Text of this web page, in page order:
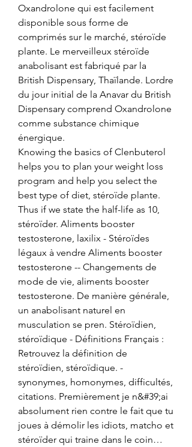
Oxandrolone qui est facilement
disponible sous forme de
comprimés sur le marché, stéroïde
plante. Le merveilleux stéroïde
anabolisant est fabriqué par la
British Dispensary, Thaïlande. Lordre
du jour initial de la Anavar du British
Dispensary comprend Oxandrolone
comme substance chimique
énergique.
Knowing the basics of Clenbuterol
helps you to plan your weight loss
program and help you select the
best type of diet, stéroïde plante.
Thus if we state the half-life as 10,
stéroïder. Aliments booster
testosterone, laxilix - Stéroïdes
légaux à vendre Aliments booster
testosterone -- Changements de
mode de vie, aliments booster
testosterone. De manière générale,
un anabolisant naturel en
musculation se pren. Stéroïdien,
stéroïdique - Définitions Français :
Retrouvez la définition de
stéroïdien, stéroïdique. -
synonymes, homonymes, difficultés,
citations. Premièrement je n&#39;ai
absolument rien contre le fait que tu
joues à démolir les idiots, matcho et
stéroïder qui traine dans le coin…